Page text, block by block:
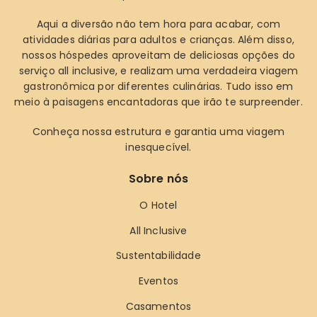
Aqui a diversão não tem hora para acabar, com
atividades diárias para adultos e crianças. Além disso,
nossos hóspedes aproveitam de deliciosas opções do
serviço all inclusive, e realizam uma verdadeira viagem
gastronômica por diferentes culinárias. Tudo isso em
meio à paisagens encantadoras que irão te surpreender.
Conheça nossa estrutura e garantia uma viagem
inesquecível.
Sobre nós
O Hotel
All Inclusive
Sustentabilidade
Eventos
Casamentos